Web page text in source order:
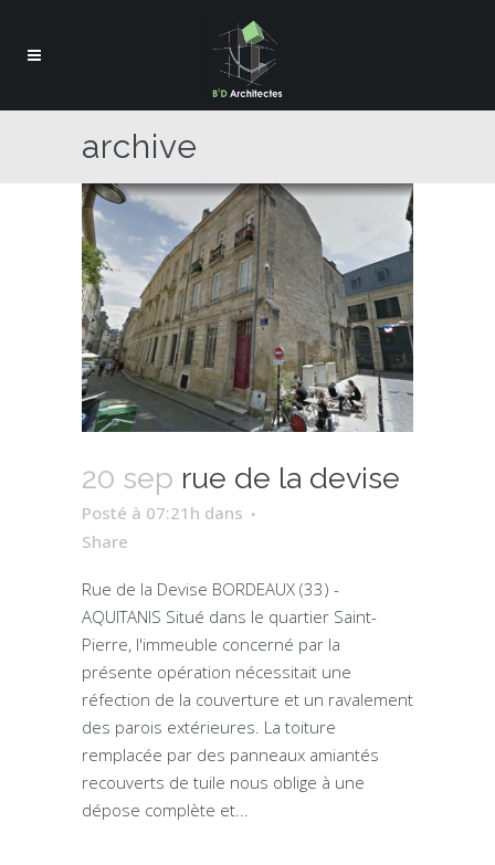
archive
20 sep rue de la devise
Posté à 07:21h dans
Share
Rue de la Devise BORDEAUX (33) -
AQUITANIS Situé dans le quartier Saint-
Pierre, l'immeuble concerné par la
présente opération nécessitait une
réfection de la couverture et un ravalement
des parois extérieures. La toiture
remplacée par des panneaux amiantés
recouverts de tuile nous oblige à une
dépose complète et...